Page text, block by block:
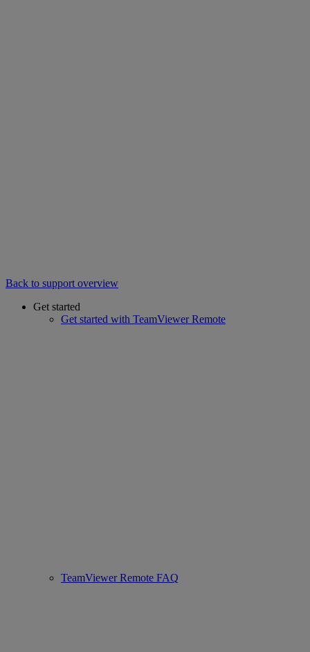
Back to support overview
Get started
Get started with TeamViewer Remote
TeamViewer Remote FAQ